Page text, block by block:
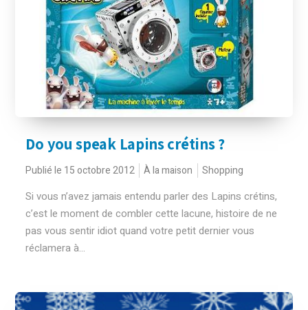
Do you speak Lapins crétins ?
Publié le 15 octobre 2012 À la maison Shopping
Si vous n’avez jamais entendu parler des Lapins crétins,
c’est le moment de combler cette lacune, histoire de ne
pas vous sentir idiot quand votre petit dernier vous
réclamera à...